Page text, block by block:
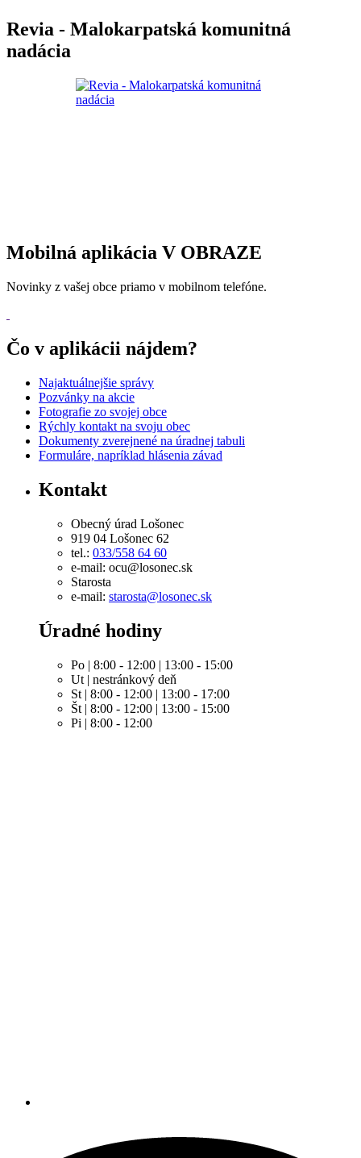
Revia - Malokarpatská komunitná
nadácia
Mobilná aplikácia V OBRAZE
Novinky z vašej obce priamo v mobilnom telefóne.
Čo v aplikácii nájdem?
Najaktuálnejšie správy
Pozvánky na akcie
Fotografie zo svojej obce
Rýchly kontakt na svoju obec
Dokumenty zverejnené na úradnej tabuli
Formuláre, napríklad hlásenia závad
Kontakt
Obecný úrad Lošonec
919 04 Lošonec 62
tel.: 033/558 64 60
e-mail: ocu@losonec.sk
Starosta
e-mail: starosta@losonec.sk
Úradné hodiny
Po | 8:00 - 12:00 | 13:00 - 15:00
Ut | nestránkový deň
St | 8:00 - 12:00 | 13:00 - 17:00
Št | 8:00 - 12:00 | 13:00 - 15:00
Pi | 8:00 - 12:00